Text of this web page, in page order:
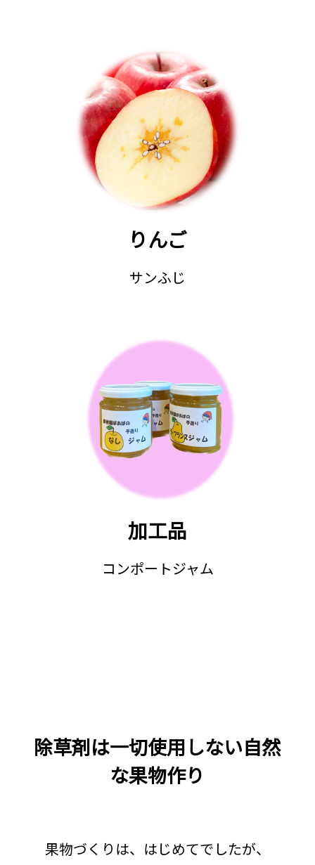
りんご
サンふじ
加工品
コンポートジャム
除草剤は一切使用しない自然
な果物作り
果物づくりは、はじめてでしたが、